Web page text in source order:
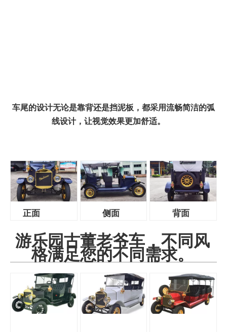
车尾的设计无论是靠背还是挡泥板，都采用流畅简洁的弧
线设计，让视觉效果更加舒适。
正面 侧面 背面
游乐园古董老爷车，不同风
格满足您的不同需求。